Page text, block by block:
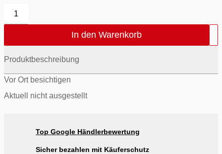
1
In den Warenkorb
Produktbeschreibung
Vor Ort besichtigen
Aktuell nicht ausgestellt
Top Google Händlerbewertung
Sicher bezahlen mit Käuferschutz